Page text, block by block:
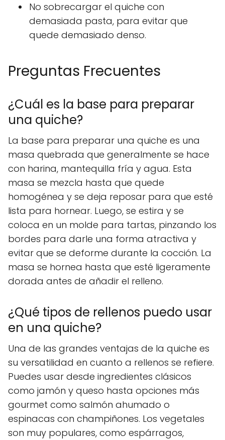
No sobrecargar el quiche con
demasiada pasta, para evitar que
quede demasiado denso.
Preguntas Frecuentes
¿Cuál es la base para preparar
una quiche?
La base para preparar una quiche es una
masa quebrada que generalmente se hace
con harina, mantequilla fría y agua. Esta
masa se mezcla hasta que quede
homogénea y se deja reposar para que esté
lista para hornear. Luego, se estira y se
coloca en un molde para tartas, pinzando los
bordes para darle una forma atractiva y
evitar que se deforme durante la cocción. La
masa se hornea hasta que esté ligeramente
dorada antes de añadir el relleno.
¿Qué tipos de rellenos puedo usar
en una quiche?
Una de las grandes ventajas de la quiche es
su versatilidad en cuanto a rellenos se refiere.
Puedes usar desde ingredientes clásicos
como jamón y queso hasta opciones más
gourmet como salmón ahumado o
espinacas con champiñones. Los vegetales
son muy populares, como espárragos,